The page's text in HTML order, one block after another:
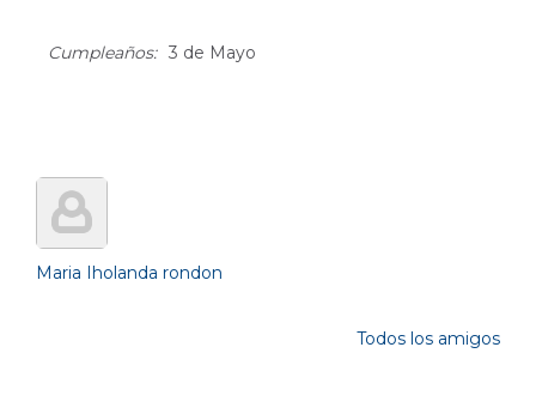
Cumpleaños: 3 de Mayo
Maria Iholanda rondon
Todos los amigos